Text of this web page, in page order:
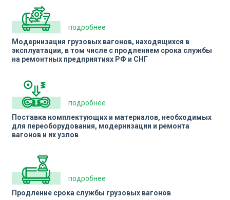
подробнее
Модернизация грузовых вагонов, находящихся в
эксплуатации, в том числе с продлением срока службы
на ремонтных предприятиях РФ и СНГ
подробнее
Поставка комплектующих и материалов, необходимых
для переоборудования, модернизации и ремонта
вагонов и их узлов
подробнее
Продление срока службы грузовых вагонов